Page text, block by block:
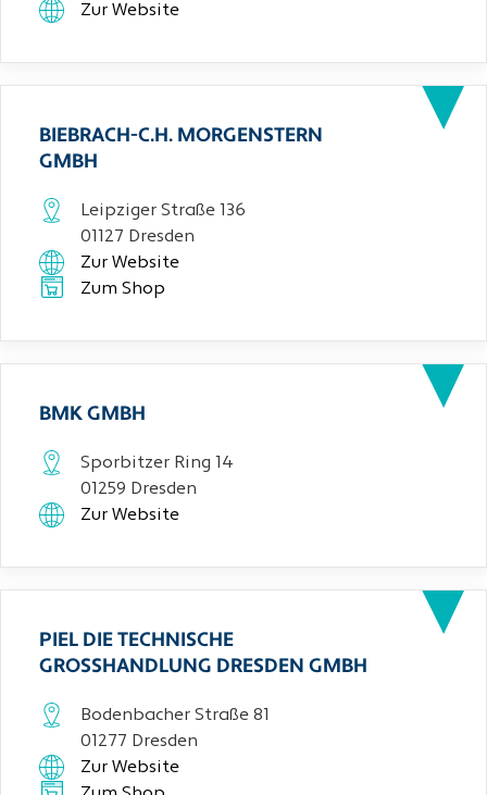
Zur Website
BIEBRACH-C.H. MORGENSTERN
GMBH
Leipziger Straße 136
01127 Dresden
Zur Website
Zum Shop
BMK GMBH
Sporbitzer Ring 14
01259 Dresden
Zur Website
PIEL DIE TECHNISCHE
GROSSHANDLUNG DRESDEN GMBH
Bodenbacher Straße 81
01277 Dresden
Zur Website